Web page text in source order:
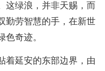
这绿浪，并非天赐，而
勤劳智慧的手，在新世
奇迹。
着延安的东部边界，由